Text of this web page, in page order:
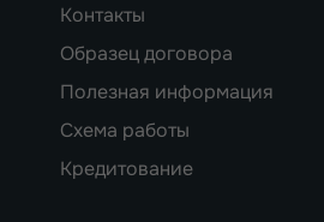
Контакты
Образец договора
Полезная информация
Схема работы
Кредитование